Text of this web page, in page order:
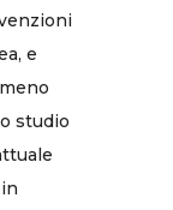
e
studio